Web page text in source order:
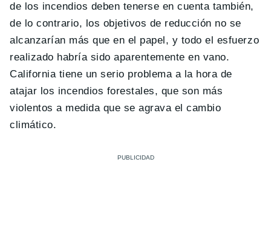
de los incendios deben tenerse en cuenta también,
de lo contrario, los objetivos de reducción no se
alcanzarían más que en el papel, y todo el esfuerzo
realizado habría sido aparentemente en vano.
California tiene un serio problema a la hora de
atajar los incendios forestales, que son más
violentos a medida que se agrava el cambio
climático.